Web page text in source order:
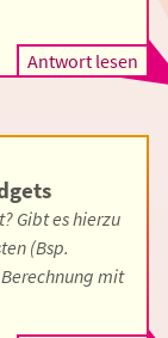
Antwort lesen
Gibt es hierzu
(Bsp.
mit